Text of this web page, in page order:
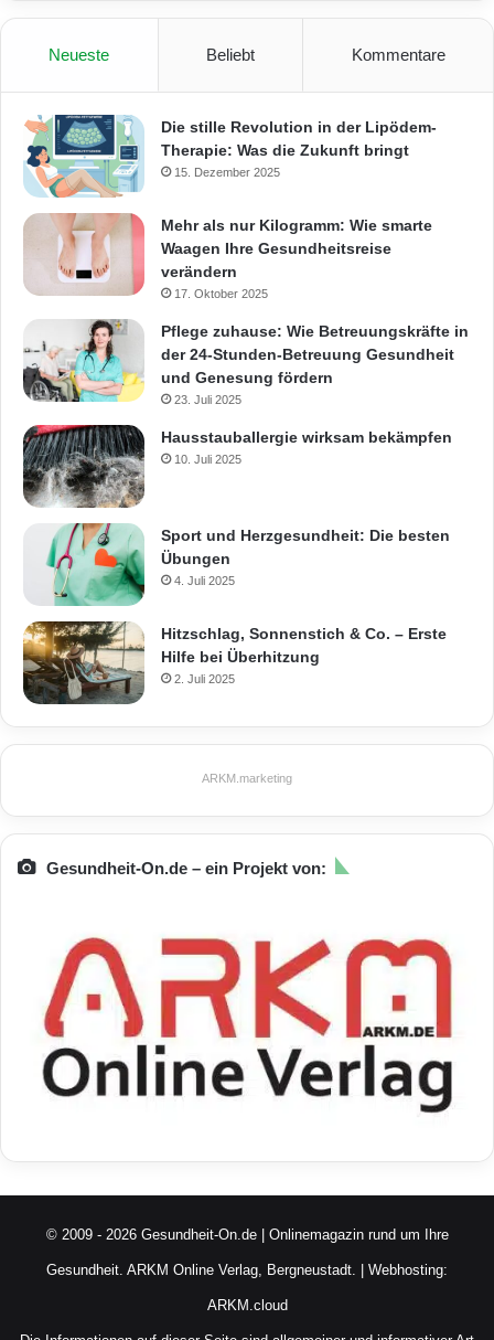
Neueste Beliebt Kommentare
Die stille Revolution in der Lipödem-
Therapie: Was die Zukunft bringt
15. Dezember 2025
Mehr als nur Kilogramm: Wie smarte
Waagen Ihre Gesundheitsreise
verändern
17. Oktober 2025
Pflege zuhause: Wie Betreuungskräfte in
der 24-Stunden-Betreuung Gesundheit
und Genesung fördern
23. Juli 2025
Hausstauballergie wirksam bekämpfen
10. Juli 2025
Sport und Herzgesundheit: Die besten
Übungen
4. Juli 2025
Hitzschlag, Sonnenstich & Co. – Erste
Hilfe bei Überhitzung
2. Juli 2025
ARKM.marketing
Gesundheit-On.de – ein Projekt von:
© 2009 - 2026 Gesundheit-On.de | Onlinemagazin rund um Ihre
Gesundheit. ARKM Online Verlag, Bergneustadt. | Webhosting:
ARKM.cloud